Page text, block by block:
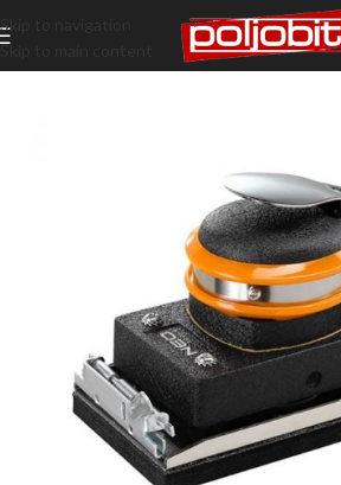
Skip to navigation
Skip to main content